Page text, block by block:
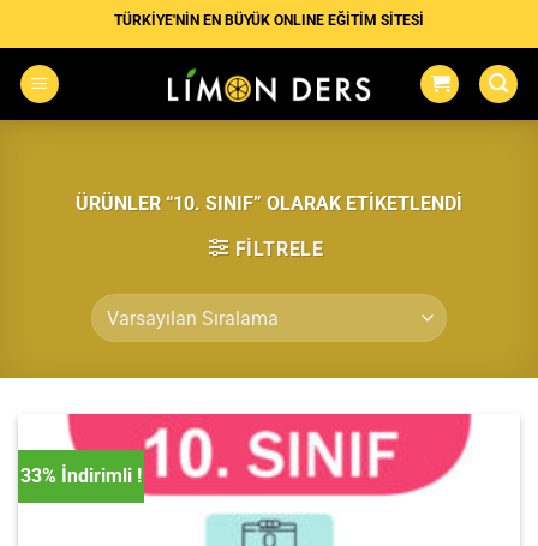
atla
TÜRKİYE'NİN EN BÜYÜK ONLINE EĞİTİM SİTESİ
ÜRÜNLER “10. SINIF” OLARAK ETIKETLENDI
FILTRELE
33% İndirimli !